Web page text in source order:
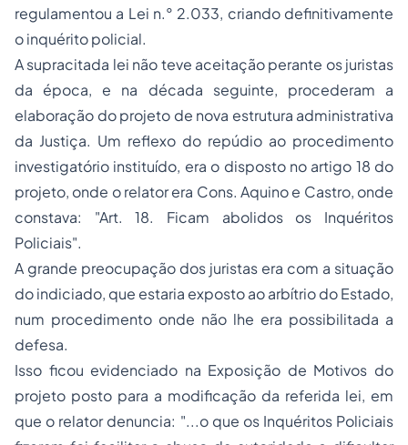
regulamentou a Lei n.° 2.033, criando definitivamente
o inquérito policial.
A supracitada lei não teve aceitação perante os juristas
da época, e na década seguinte, procederam a
elaboração do projeto de nova estrutura administrativa
da Justiça. Um reflexo do repúdio ao procedimento
investigatório instituído, era o disposto no artigo 18 do
projeto, onde o relator era Cons. Aquino e Castro, onde
constava: "Art. 18. Ficam abolidos os Inquéritos
Policiais".
A grande preocupação dos juristas era com a situação
do indiciado, que estaria exposto ao arbítrio do Estado,
num procedimento onde não lhe era possibilitada a
defesa.
Isso ficou evidenciado na Exposição de Motivos do
projeto posto para a modificação da referida lei, em
que o relator denuncia: "...o que os Inquéritos Policiais